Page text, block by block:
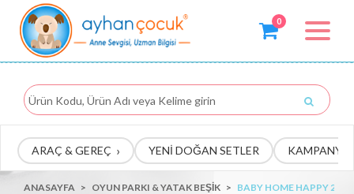
Toggle
0
ARAÇ & GEREÇ › YENİ DOĞAN SETLER
ANASAYFA > OYUN PARKI & YATAK BEŞIK > BABY HOME HAPPY